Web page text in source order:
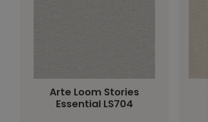
Arte Loom Stories
Essential LS704